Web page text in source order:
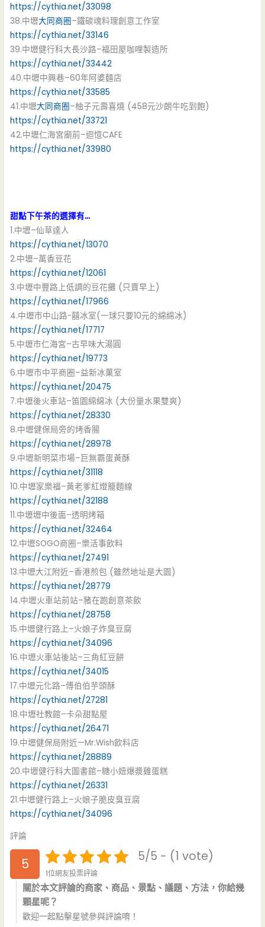
https://cythia.net/33098
38.中壢大同商圈–鐵碳魂料理創意工作室
https://cythia.net/33146
39.中壢健行科大長沙路–福田屋咖哩製造所
https://cythia.net/33442
40.中壢中興巷–60年阿婆麵店
https://cythia.net/33585
41.中壢大同商圈–柚子元壽喜燒 (458元沙朗牛吃到飽)
https://cythia.net/33721
42.中壢仁海宮廟前–迴憶CAFE
https://cythia.net/33980
甜點下午茶的選擇有…
1.中壢–仙草達人
https://cythia.net/13070
2.中壢–萬香豆花
https://cythia.net/12061
3.中壢中豐路上低調的豆花攤 (只賣早上)
https://cythia.net/17966
4.中壢市中山路-囍冰室(一球只要10元的綿綿冰)
https://cythia.net/17717
5.中壢市仁海宮–古早味大湯圓
https://cythia.net/19773
6.中壢市中平商圈–益新冰菓室
https://cythia.net/20475
7.中壢後火車站–笛園綿綿冰 (大份量水果雙爽)
https://cythia.net/28330
8.中壢健保局旁的烤香腸
https://cythia.net/28978
9.中壢新明菜市場–巨無霸蛋黃酥
https://cythia.net/31118
10.中壢家樂福–黃老爹紅燈籠麵線
https://cythia.net/32188
11.中壢壢中後面–透明烤箱
https://cythia.net/32464
12.中壢SOGO商圈–樂活事飲料
https://cythia.net/27491
13.中壢大江附近–香港煎包 (雖然地址是大園)
https://cythia.net/28779
14.中壢火車站前站–豬在跑創意茶飲
https://cythia.net/28758
15.中壢健行路上–火娘子炸臭豆腐
https://cythia.net/34096
16.中壢火車站後站–三角紅豆餅
https://cythia.net/34015
17.中壢元化路–傅伯伯芋頭酥
https://cythia.net/27281
18.中壢社教館–卡朵甜點屋
https://cythia.net/26471
19.中壢健保局附近—Mr.Wish飲料店
https://cythia.net/28889
20.中壢健行科大圖書館–糖小妞爆漿雞蛋糕
https://cythia.net/26331
21.中壢健行路上–火娘子脆皮臭豆腐
https://cythia.net/34096
評論
5 5/5 - (1 vote)
1位網友投票評論
關於本文評論的商家、商品、景點、議題、方法，你給幾
顆星呢？
歡迎一起點擊星號參與評論唷！